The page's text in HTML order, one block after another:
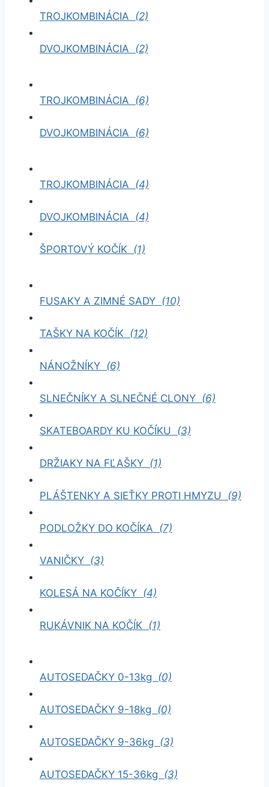
TROJKOMBINÁCIA (2)
DVOJKOMBINÁCIA (2)
TROJKOMBINÁCIA (6)
DVOJKOMBINÁCIA (6)
TROJKOMBINÁCIA (4)
DVOJKOMBINÁCIA (4)
ŠPORTOVÝ KOČÍK (1)
FUSAKY A ZIMNÉ SADY (10)
TAŠKY NA KOČÍK (12)
NÁNOŽNÍKY (6)
SLNEČNÍKY A SLNEČNÉ CLONY (6)
SKATEBOARDY KU KOČÍKU (3)
DRŽIAKY NA FĽAŠKY (1)
PLÁŠTENKY A SIEŤKY PROTI HMYZU (9)
PODLOŽKY DO KOČÍKA (7)
VANIČKY (3)
KOLESÁ NA KOČÍKY (4)
RUKÁVNIK NA KOČÍK (1)
AUTOSEDAČKY 0-13kg (0)
AUTOSEDAČKY 9-18kg (0)
AUTOSEDAČKY 9-36kg (3)
AUTOSEDAČKY 15-36kg (3)